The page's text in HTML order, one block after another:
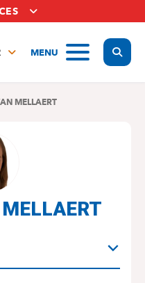
MENU
MELLAERT